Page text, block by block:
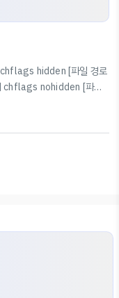
chflags hidden [파일 경로
chflags nohidden [파일